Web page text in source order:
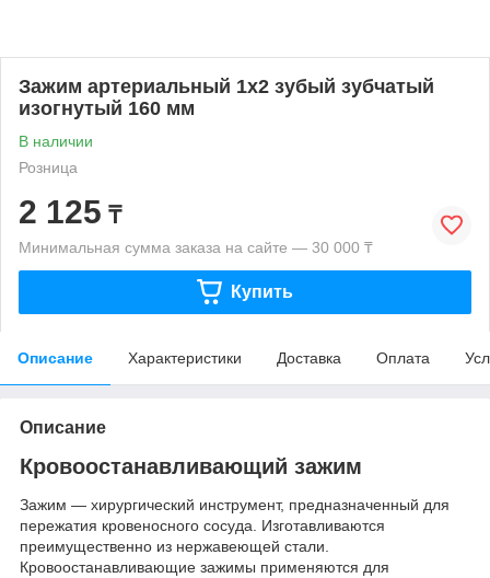
Зажим артериальный 1х2 зубый зубчатый
изогнутый 160 мм
В наличии
Розница
2 125 ₸
Минимальная сумма заказа на сайте — 30 000 ₸
Купить
Описание Характеристики Доставка Оплата
Описание
Кровоостанавливающий зажим
Зажим — хирургический инструмент, предназначенный для
пережатия кровеносного сосуда. Изготавливаются
преимущественно из нержавеющей стали.
Кровоостанавливающие зажимы применяются для